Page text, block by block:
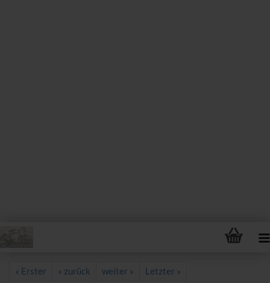
« Erster « zurück weiter »
Letzter »